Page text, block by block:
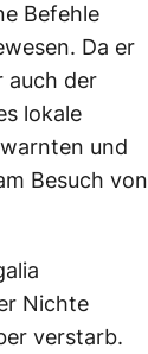
Befehle
Da er
auch der
lokale
und
Besuch von
Nichte
verstarb.